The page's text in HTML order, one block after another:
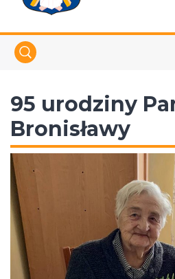
95 urodziny
Bronisławy